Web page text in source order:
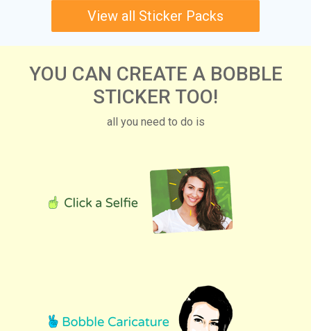
View all Sticker Packs
YOU CAN CREATE A BOBBLE
STICKER TOO!
all you need to do is